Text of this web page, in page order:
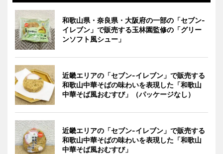
和歌山県・奈良県・大阪府の一部の「セブン-
イレブン」で販売する玉林園監修の「グリー
ンソフト風シュー」
近畿エリアの「セブン-イレブン」で販売する
和歌山中華そばの味わいを表現した「和歌山
中華そば風おむすび」（パッケージなし）
近畿エリアの「セブン-イレブン」で販売する
和歌山中華そばの味わいを表現した「和歌山
中華そば風おむすび」